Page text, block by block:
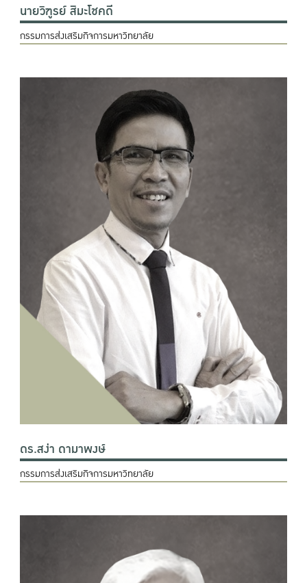
นายวิฑูรย์ สิมะโชคดี
กรรมการส่งเสริมกิจการมหาวิทยาลัย
ดร.สง่า ดามาพงษ์
กรรมการส่งเสริมกิจการมหาวิทยาลัย